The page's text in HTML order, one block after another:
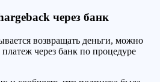
через банк
возвращать деньги, можно
через банк по процедуре